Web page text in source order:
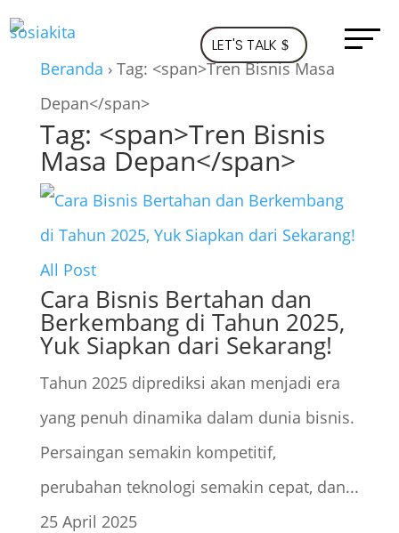
LET'S TALK
Beranda › Tag: <span>Tren Bisnis Masa
Depan</span>
Tag: <span>Tren Bisnis
Masa Depan</span>
All Post
Cara Bisnis Bertahan dan
Berkembang di Tahun 2025,
Yuk Siapkan dari Sekarang!
Tahun 2025 diprediksi akan menjadi era
yang penuh dinamika dalam dunia bisnis.
Persaingan semakin kompetitif,
perubahan teknologi semakin cepat, dan...
25 April 2025